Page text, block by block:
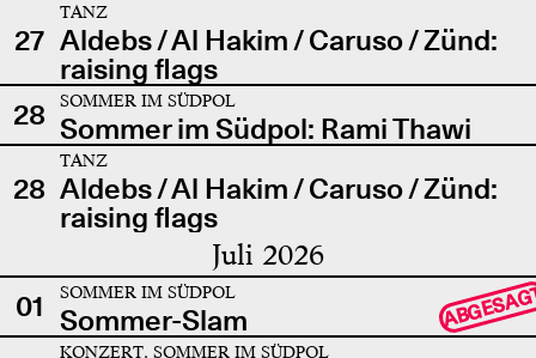
27
TANZ
Aldebs / Al Hakim / Caruso / Zünd:
raising flags
28
SOMMER IM SÜDPOL
Sommer im Südpol: Rami Thawi
28
TANZ
Aldebs / Al Hakim / Caruso / Zünd:
raising flags
Juli 2026
01 SOMMER IM SÜDPOL
Sommer-Slam
KONZERT, SOMMER IM SÜDPOL